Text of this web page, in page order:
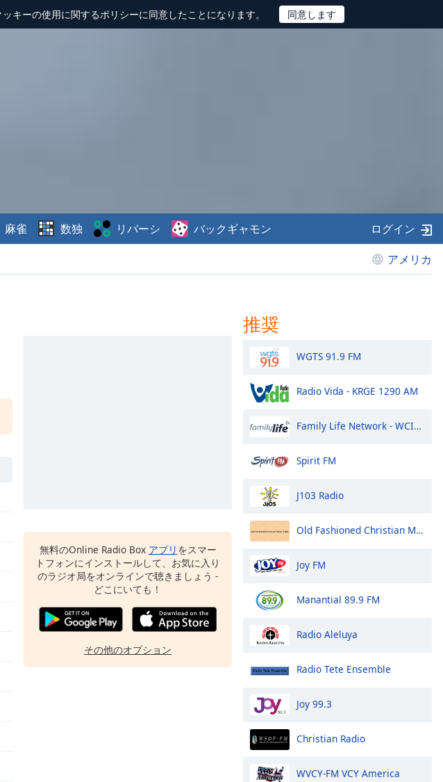
キーの使用に関するポリシーに同意したことになります。
アメリカ
麻雀 数独 リバーシ バックギャモン ログイン
無料のOnline Radio Box アプリ をスマー
トフォンにインストールして、お気に入り
のラジオ局をオンラインで聴きましょう -
どこにいても！
その他のオプション
推奨
WGTS 91.9 FM
Radio Vida - KRGE 1290 AM
Family Life Network - WCIK 103.1 FM
Spirit FM
J103 Radio
Old Fashioned Christian Music Radio
Joy FM
Manantial 89.9 FM
Radio Aleluya
Radio Tete Ensemble
Joy 99.3
Christian Radio
WVCY-FM VCY America